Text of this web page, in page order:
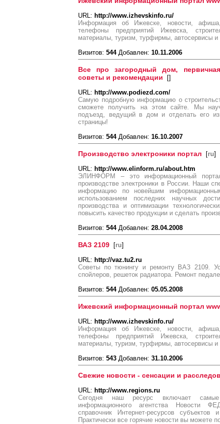
URL: http://www.izhevskinfo.ru/
Информация об Ижевске, новости,
телефоны предприятий Ижевска,
материалы, туризм, турфирмы, автосервисы и
Визитов: 544Добавлен: 10.11.2006
Все про загородный дом,
советы и рекомендации []
URL: http://www.podiezd.com/
Самую подробную информацию о
сможете получить на этом сайте. Мы
подъезд, ведущий в дом и отделать его
страницы!
Визитов: 544Добавлен: 16.10.2007
Производство электроники портал [ru]
URL: http://www.elinform.ru/about.htm
ЭЛИНФОРМ – это информационный
производстве электроники в России. Наши
информацию по новейшим
использованием последних научных
производства и оптимизации
повысить качество продукции и сделать
Визитов: 544Добавлен: 28.04.2008
ВАЗ 2109 [ru]
URL: http://vaz.tu2.ru
Советы по тюнингу и ремонту ВАЗ 2109.
спойлеров, решеток радиатора. Ремонт
Визитов: 544Добавлен: 05.05.2008
Ижевский информационный портал
URL: http://www.izhevskinfo.ru/
Информация об Ижевске, новости,
телефоны предприятий Ижевска,
материалы, туризм, турфирмы, автосервисы и
Визитов: 543 Добавлен: 31.10.2006
Свежие новости - сенсации и
URL: http://www.regions.ru
Сегодня наш ресурс включает самые
информационного агентства Новости
справочник Интернет-ресурсов
Практически все горячие новости вы можете